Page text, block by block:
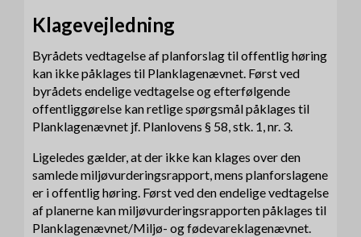
Klagevejledning
Byrådets vedtagelse af planforslag til offentlig høring
kan ikke påklages til Planklage­nævnet. Først ved
byrådets endelige vedtagelse og efterfølgende
offentliggørelse kan retlige spørgsmål påklages til
Planklagenævnet jf. Planlovens § 58, stk. 1, nr. 3.
Ligeledes gælder, at der ikke kan klages over den
samlede miljøvurderingsrapport, mens planforslagene
er i offentlig høring. Først ved den endelige vedtagelse
af planerne kan miljøvurderingsrapporten påklages til
Planklagenævnet/Miljø- og fødevareklagenævnet.